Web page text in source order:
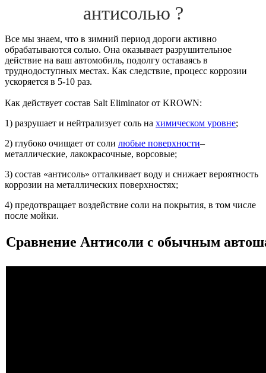
антисолью ?
Все мы знаем, что в зимний период дороги активно
обрабатываются солью. Она оказывает разрушительное
действие на ваш автомобиль, подолгу оставаясь в
труднодоступных местах. Как следствие, процесс коррозии
ускоряется в 5-10 раз.
Как действует состав Salt Eliminator от KROWN:
1) разрушает и нейтрализует соль на химическом уровне;
2) глубоко очищает от соли любые поверхности–
металлические, лакокрасочные, ворсовые;
3) состав «антисоль» отталкивает воду и снижает вероятность
коррозии на металлических поверхностях;
4) предотвращает воздействие соли на покрытия, в том числе
после мойки.
Сравнение Антисоли с обычным